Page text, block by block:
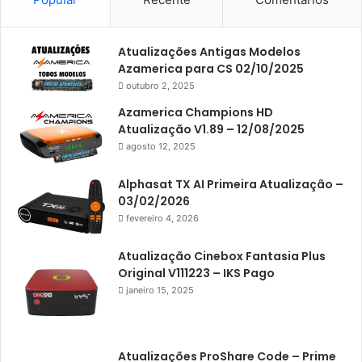
Americabox S105 Plus
Americabox S205
Americabox S205 Plus
Americabox S305 Plus
Artcom
Athomics
Athomics Eon
Athomics i3
Athomics i3 Bold
Athomics Inspire Qi
Atualizações Antigas Modelos
Azamerica para CS 02/10/2025
outubro 2, 2025
Azamerica Champions HD
Atualização V1.89 – 12/08/2025
agosto 12, 2025
Alphasat TX AI Primeira Atualização –
03/02/2026
fevereiro 4, 2026
Atualização Cinebox Fantasia Plus
Original V111223 – IKS Pago
janeiro 15, 2025
Atualizações ProShare Code – Prime